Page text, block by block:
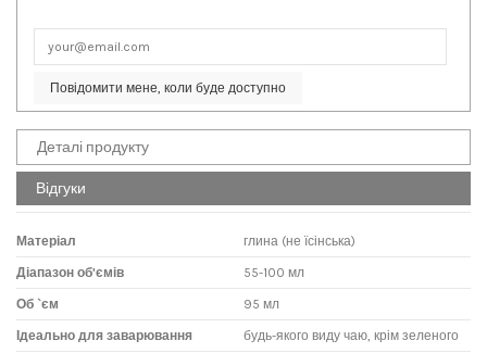
Повідомити мене, коли буде доступно
Деталі продукту
Відгуки
Матеріал глина (не їсінська)
Діапазон об'ємів 55-100 мл
Об `єм 95 мл
Ідеально для заварювання будь-якого виду чаю, крім зеленого